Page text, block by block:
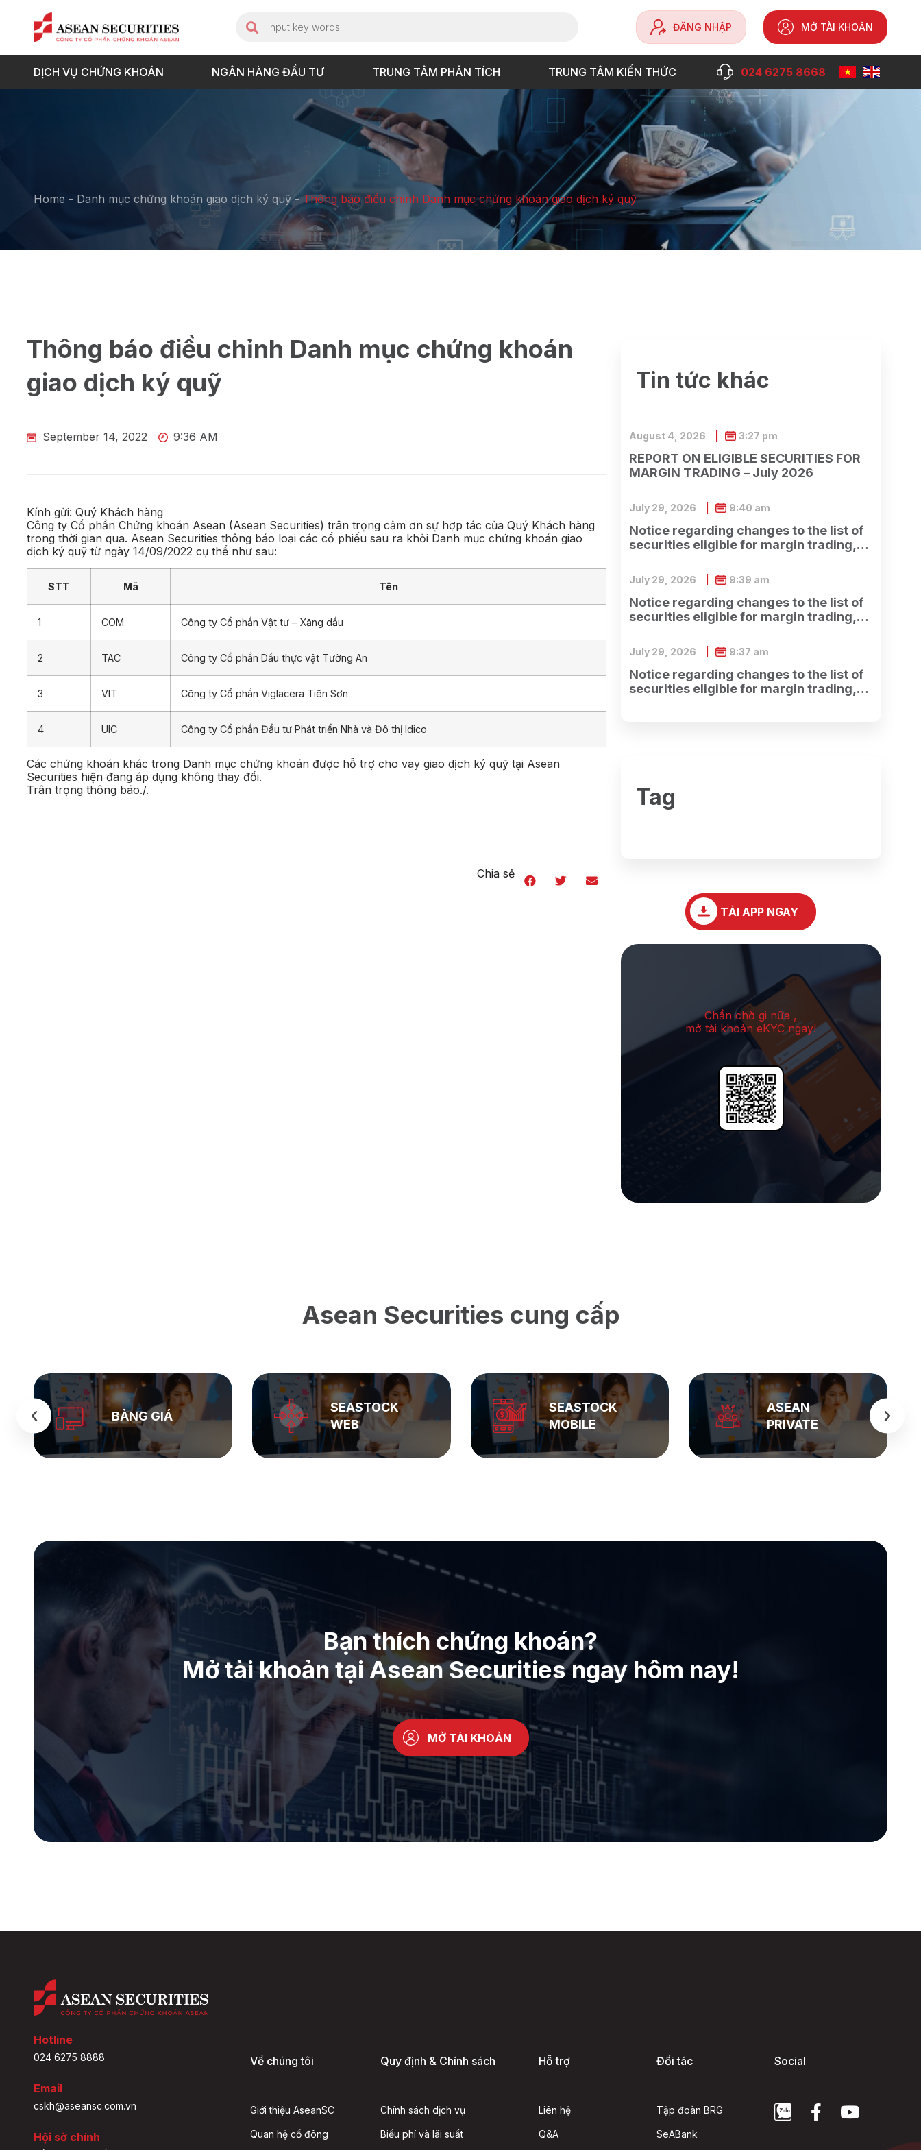
ĐĂNG NHẬP MỞ TÀI KHOẢN
DỊCH VỤ CHỨNG KHOÁN NGÂN HÀNG ĐẦU TƯ TRUNG TÂM PHÂN TÍCH TRUNG TÂM KIẾN THỨC 024 6275 8668
Home - Danh mục chứng khoán giao dịch ký quỹ-Thông báo điều chỉnh Danh mục chứng khoán giao dịch ký quỹ
Thông báo điều chỉnh Danh mục chứng khoán
giao dịch ký quỹ
September 14, 2022 9:36 AM
Kính gửi: Quý Khách hàng
Công ty Cổ phần Chứng khoán Asean (Asean Securities) trân trọng cảm ơn sự hợp tác của Quý Khách hàng
trong thời gian qua. Asean Securities thông báo loại các cổ phiếu sau ra khỏi Danh mục chứng khoán giao
dịch ký quỹ từ ngày 14/09/2022 cụ thể như sau:
STT Mã Tên
1 COM Công ty Cổ phần Vật tư – Xăng dầu
2 TAC Công ty Cổ phần Dầu thực vật Tường An
3 VIT Công ty Cổ phần Viglacera Tiên Sơn
4 UIC Công ty Cổ phần Đầu tư Phát triển Nhà và Đô thị Idico
Các chứng khoán khác trong Danh mục chứng khoán được hỗ trợ cho vay giao dịch ký quỹ tại Asean
Securities hiện đang áp dụng không thay đổi.
Trân trọng thông báo./.
Chia sẻ
Tin tức khác
REPORT ON ELIGIBLE SECURITIES FOR
MARGIN TRADING – July 2026
August 4, 2026 3:27 pm
Notice regarding changes to the list of
securities eligible for margin trading,
July 29, 2026 9:40 am
Notice regarding changes to the list of
securities eligible for margin trading,
July 29, 2026 9:39 am
Notice regarding changes to the list of
securities eligible for margin trading,
July 29, 2026 9:37 am
Tag
TẢI APP NGAY
Chần chờ gi nữa ,
mở tài khoản eKYC ngay!
Asean Securities cung cấp
SEASTOCK
WEB
SEASTOCK
MOBILE
ASEAN
PRIVATE
BẢNG GIÁ
Bạn thích chứng khoán?
Mở tài khoản tại Asean Securities ngay hôm nay!
MỞ TÀI KHOẢN
Hotline
024 6275 8888
Email
cskh@aseansc.com.vn
Hội sở chính
Về chúng tôi
Giới thiệu AseanSC
Quan hệ cổ đông
Quy định & Chính sách
Chính sách dịch vụ
Biểu phí và lãi suất
Hỗ trợ
Liên hệ
Q&A
Đối tác
Tập đoàn BRG
SeABank
Social